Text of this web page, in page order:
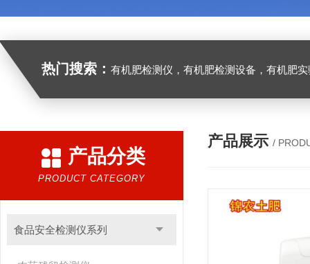
热门搜索： 有机肥检测仪，有机肥检测设备，有机肥实验室设备，生物有
产品分类
PRODUCT CATEGORY
食品安全检测仪系列
产品展示 /